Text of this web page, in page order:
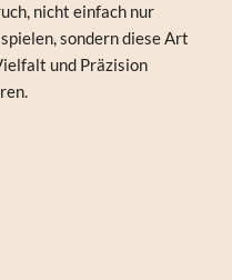
nicht einfach nur
sondern diese Art
und Präzision